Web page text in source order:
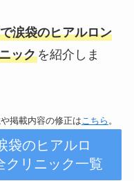
涙袋のヒアルロン
ックを紹介しま
掲載内容の修正はこちら 。
袋のヒアルロ
クリニック一覧